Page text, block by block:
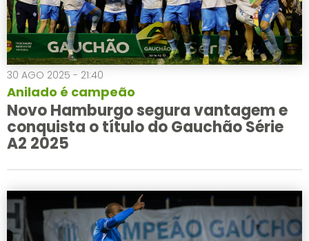
30 AGO 2025 - 21:40
Anilado é campeão
Novo Hamburgo segura vantagem e
conquista o título do Gauchão Série
A2 2025